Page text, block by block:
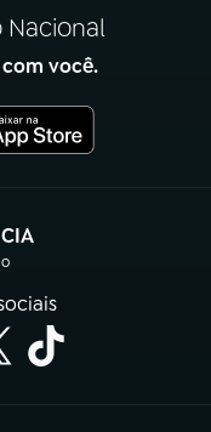
Nacional
você.
nova aba)